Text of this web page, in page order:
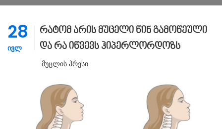
28
ᲘᲕᲚ
რატომ არის მუცელი წინ გამოწეული
და რა იწვევს ჰიპერლორდოზს
Მუცლის Პრესი